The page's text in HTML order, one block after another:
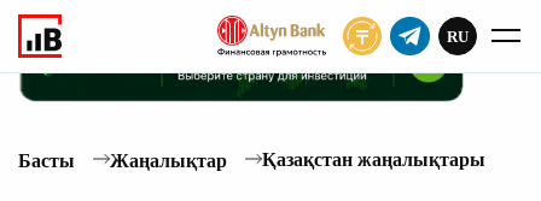
ЖАЗЫЛУ
RU
Басты Жаңалықтар Қазақстан жаңалықтары